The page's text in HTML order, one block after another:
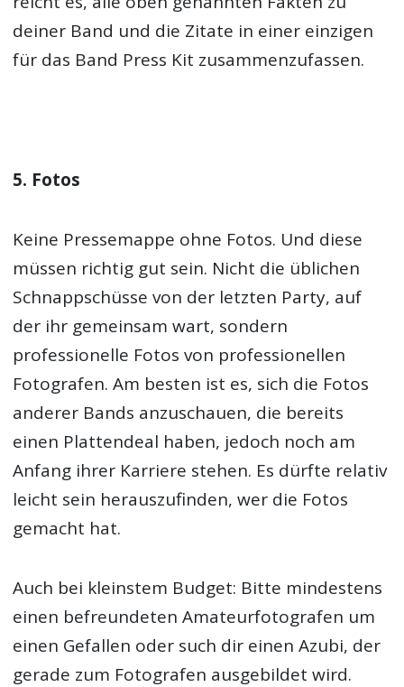
deiner Band und die Zitate in einer einzigen
für das Band Press Kit zusammenzufassen.
5. Fotos
Keine Pressemappe ohne Fotos. Und diese
müssen richtig gut sein. Nicht die üblichen
Schnappschüsse von der letzten Party, auf
der ihr gemeinsam wart, sondern
professionelle Fotos von professionellen
Fotografen. Am besten ist es, sich die Fotos
anderer Bands anzuschauen, die bereits
einen Plattendeal haben, jedoch noch am
Anfang ihrer Karriere stehen. Es dürfte relativ
leicht sein herauszufinden, wer die Fotos
gemacht hat.
Auch bei kleinstem Budget: Bitte mindestens
einen befreundeten Amateurfotografen um
einen Gefallen oder such dir einen Azubi, der
gerade zum Fotografen ausgebildet wird.